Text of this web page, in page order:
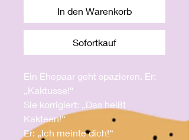
In den Warenkorb
Sofortkauf
Ein Ehepaar geht spazieren. Er:
„Kaktusse!“
Sie korrigiert: „Das heißt
Kakteen!“
Er: „Ich meinte dich!“